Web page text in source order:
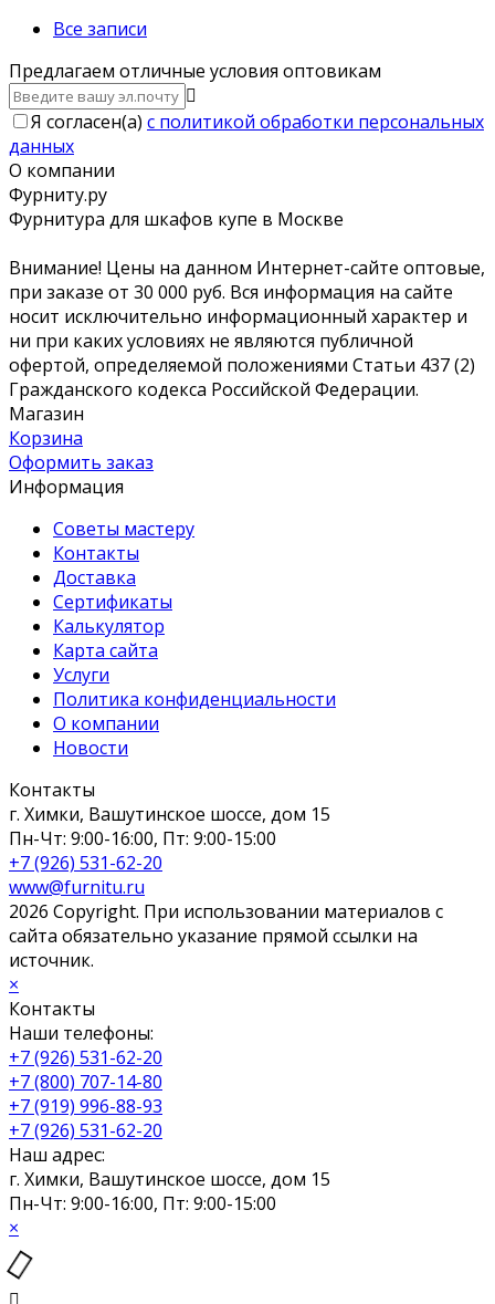
Все записи
Предлагаем отличные условия оптовикам
Я согласен(a) с политикой обработки персональных
данных
О компании
Фурниту.ру
Фурнитура для шкафов купе в Москве
Внимание! Цены на данном Интернет-сайте оптовые,
при заказе от 30 000 руб. Вся информация на сайте
носит исключительно информационный характер и
ни при каких условиях не являются публичной
офертой, определяемой положениями Статьи 437 (2)
Гражданского кодекса Российской Федерации.
Магазин
Корзина
Оформить заказ
Информация
Советы мастеру
Контакты
Доставка
Сертификаты
Калькулятор
Карта сайта
Услуги
Политика конфиденциальности
О компании
Новости
Контакты
г. Химки, Вашутинское шоссе, дом 15
Пн-Чт: 9:00-16:00, Пт: 9:00-15:00
+7 (926) 531-62-20
www@furnitu.ru
2026 Copyright. При использовании материалов с
сайта обязательно указание прямой ссылки на
источник.
×
Контакты
Наши телефоны:
+7 (926) 531-62-20
+7 (800) 707-14-80
+7 (919) 996-88-93
+7 (926) 531-62-20
Наш адрес:
г. Химки, Вашутинское шоссе, дом 15
Пн-Чт: 9:00-16:00, Пт: 9:00-15:00
×